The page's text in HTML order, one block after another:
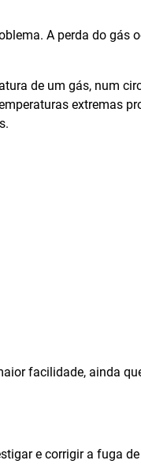
A perda do gás
de um gás, num
extremas
facilidade, ainda
e corrigir a fuga